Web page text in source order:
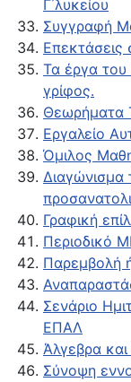
Γ΄λυκείου
Συγγραφή
Τα έργα
γρίφος.
Θεωρήματα
Εργαλείο
Όμιλος
Διαγώνισμα
Γραφική
Περιοδικό
Παρεμβολή
Σενάριο
ΕΠΑΛ
Άλγεβρα
Σύνοψη